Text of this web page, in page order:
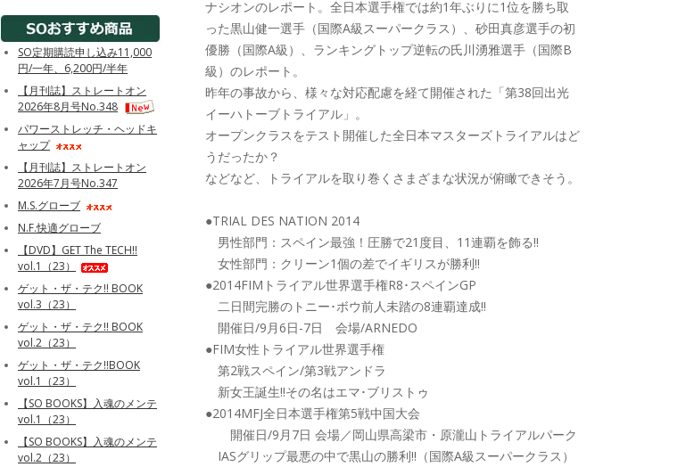
ナシオンのレポート。全日本選手権では約1年ぶりに1位を勝ち取
った黒山健一選手（国際A級スーパークラス）、砂田真彦選手の初
優勝（国際A級）、ランキングトップ逆転の氏川湧雅選手（国際B
級）のレポート。
昨年の事故から、様々な対応配慮を経て開催された「第38回出光
イーハトーブトライアル」。
オープンクラスをテスト開催した全日本マスターズトライアルはど
うだったか？
などなど、トライアルを取り巻くさまざまな状況が俯瞰できそう。
●TRIAL DES NATION 2014
男性部門：スペイン最強！圧勝で21度目、11連覇を飾る!!
女性部門：クリーン1個の差でイギリスが勝利!!
●2014FIMトライアル世界選手権R8･スペインGP
二日間完勝のトニー･ボウ前人未踏の8連覇達成!!
開催日/9月6日-7日 会場/ARNEDO
●FIM女性トライアル世界選手権
第2戦スペイン/第3戦アンドラ
新女王誕生!!その名はエマ･ブリストゥ
●2014MFJ全日本選手権第5戦中国大会
開催日/9月7日 会場／岡山県高梁市・原瀧山トライアルパーク
IASグリップ最悪の中で黒山の勝利!!（国際A級スーパークラス）
SO定期購読申し込み11,000
円/一年、6,200円/半年
【月刊誌】ストレートオン
2026年8月号No.348
パワーストレッチ・ヘッドキ
ャップ
【月刊誌】ストレートオン
2026年7月号No.347
M.S.グローブ
N.F.快適グローブ
【DVD】GET The TECH!!
vol.1（23）
ゲット・ザ・テク!! BOOK
vol.3（23）
ゲット・ザ・テク!! BOOK
vol.2（23）
ゲット・ザ・テク!!BOOK
vol.1（23）
【SO BOOKS】入魂のメンテ
vol.1（23）
【SO BOOKS】入魂のメンテ
vol.2（23）